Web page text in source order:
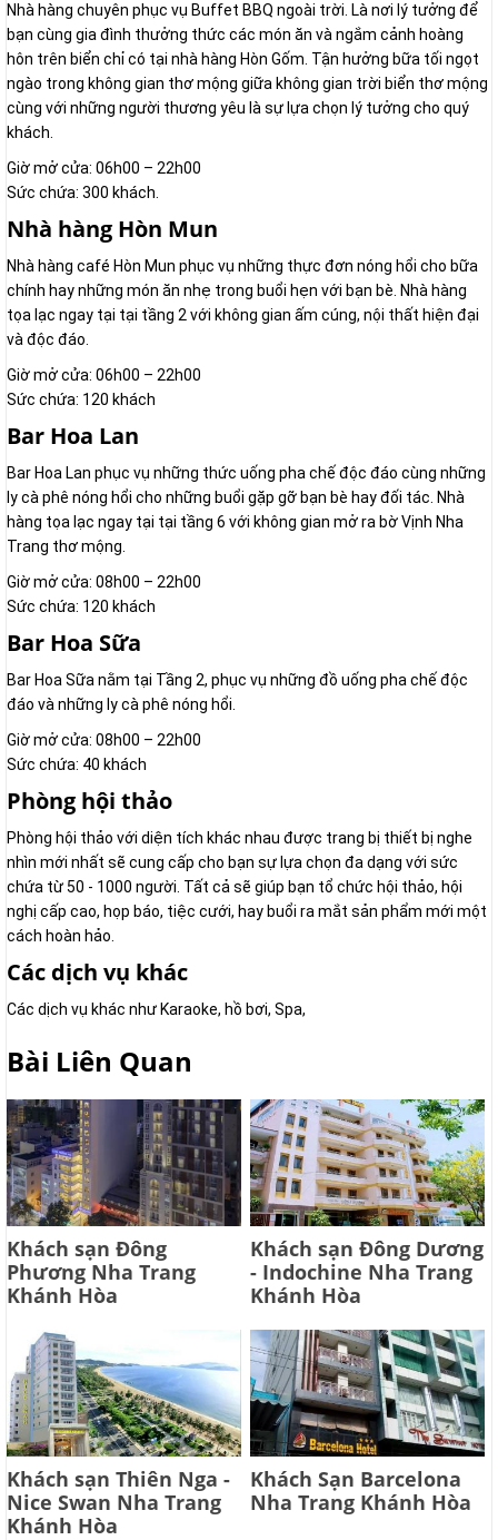
Nhà hàng chuyên phục vụ Buffet BBQ ngoài trời. Là nơi lý tưởng để
bạn cùng gia đình thưởng thức các món ăn và ngắm cảnh hoàng
hôn trên biển chỉ có tại nhà hàng Hòn Gốm. Tận hưởng bữa tối ngọt
ngào trong không gian thơ mộng giữa không gian trời biển thơ mộng
cùng với những người thương yêu là sự lựa chọn lý tưởng cho quý
khách.
Giờ mở cửa: 06h00 – 22h00
Sức chứa: 300 khách.
Nhà hàng Hòn Mun
Nhà hàng café Hòn Mun phục vụ những thực đơn nóng hổi cho bữa
chính hay những món ăn nhẹ trong buổi hẹn với bạn bè. Nhà hàng
tọa lạc ngay tại tại tầng 2 với không gian ấm cúng, nội thất hiện đại
và độc đáo.
Giờ mở cửa: 06h00 – 22h00
Sức chứa: 120 khách
Bar Hoa Lan
Bar Hoa Lan phục vụ những thức uống pha chế độc đáo cùng những
ly cà phê nóng hổi cho những buổi gặp gỡ bạn bè hay đối tác. Nhà
hàng tọa lạc ngay tại tại tầng 6 với không gian mở ra bờ Vịnh Nha
Trang thơ mộng.
Giờ mở cửa: 08h00 – 22h00
Sức chứa: 120 khách
Bar Hoa Sữa
Bar Hoa Sữa nằm tại Tầng 2, phục vụ những đồ uống pha chế độc
đáo và những ly cà phê nóng hổi.
Giờ mở cửa: 08h00 – 22h00
Sức chứa: 40 khách
Phòng hội thảo
Phòng hội thảo với diện tích khác nhau được trang bị thiết bị nghe
nhìn mới nhất sẽ cung cấp cho bạn sự lựa chọn đa dạng với sức
chứa từ 50 - 1000 người. Tất cả sẽ giúp bạn tổ chức hội thảo, hội
nghị cấp cao, họp báo, tiệc cưới, hay buổi ra mắt sản phẩm mới một
cách hoàn hảo.
Các dịch vụ khác
Các dịch vụ khác như Karaoke, hồ bơi, Spa,
Bài Liên Quan
Khách sạn Đông
Phương Nha Trang
Khánh Hòa
Khách sạn Đông Dương
- Indochine Nha Trang
Khánh Hòa
Khách sạn Thiên Nga -
Nice Swan Nha Trang
Khánh Hòa
Khách Sạn Barcelona
Nha Trang Khánh Hòa